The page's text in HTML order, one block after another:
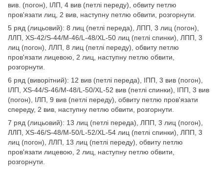
вив. (погон), ІЛП, 4 вив (петлі переду), обвиту петлю
пров'язати лиц, 2 вив, наступну петлю обвити, розгорнути.
5 ряд (лицьовий): 8 лиц (петлі переда), ЛПП, 3 лиц (погон),
ЛЛП, XS-42/S-44/M-46/L-48/XL-50 лиц (петлі спинки), ЛПП, 3
лиц (погон), ЛЛП, 8 лиц (петлі переду), обвиту петлю
пров'язати лицевою, 2 лиц, наступну петлю обвити,
розгорнути.
6 ряд (виворітний): 12 вив (петлі переда), ІПП, 3 вив (погон),
ІЛП, XS-44/S-46/M-48/L-50/XL-52 вив (петлі спинки), ІПП, 3 вив
(погон), ІЛП, 9 вив (петлі переду), обвиту петлю пров'язати
спереду, 2 вив, наступну петлю обвити, розгорнути.
7 ряд (лицьовий): 13 лиц (петлі переда), ЛПП, 3 лиц (погон),
ЛЛП, XS-46/S-48/M-50/L-52/XL-54 лиц (петлі спинки), ЛПП, 3
лиц (погон), ЛЛП, 13 лиц (петлі переду), обвиту петлю
пров'язати лицевою, 2 лиц, наступну петлю обвити,
розгорнути.